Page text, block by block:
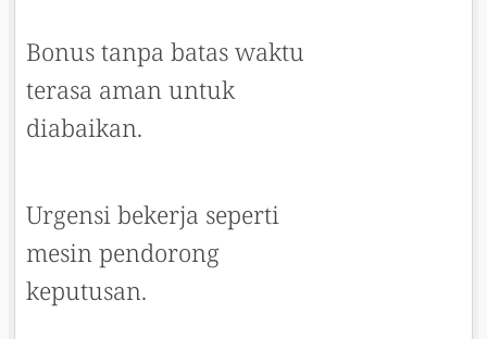
Bonus tanpa batas waktu
terasa aman untuk
diabaikan.
Urgensi bekerja seperti
mesin pendorong
keputusan.